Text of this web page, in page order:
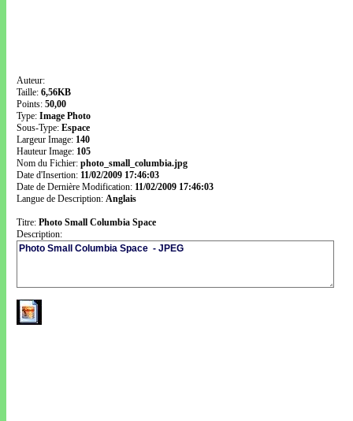
Auteur:
Taille: 6,56KB
Points: 50,00
Type: Image Photo
Sous-Type: Espace
Largeur Image: 140
Hauteur Image: 105
Nom du Fichier: photo_small_columbia.jpg
Date d'Insertion: 11/02/2009 17:46:03
Date de Dernière Modification: 11/02/2009 17:46:03
Langue de Description: Anglais
Titre: Photo Small Columbia Space
Description: